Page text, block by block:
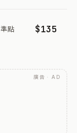
準點 $135
廣告 · AD